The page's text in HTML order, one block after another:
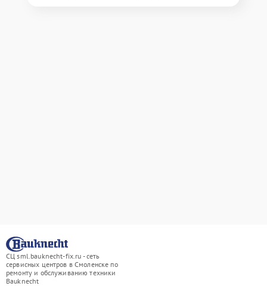
СЦ sml.bauknecht-fix.ru - сеть
сервисных центров в Смоленске по
ремонту и обслуживанию техники
Bauknecht